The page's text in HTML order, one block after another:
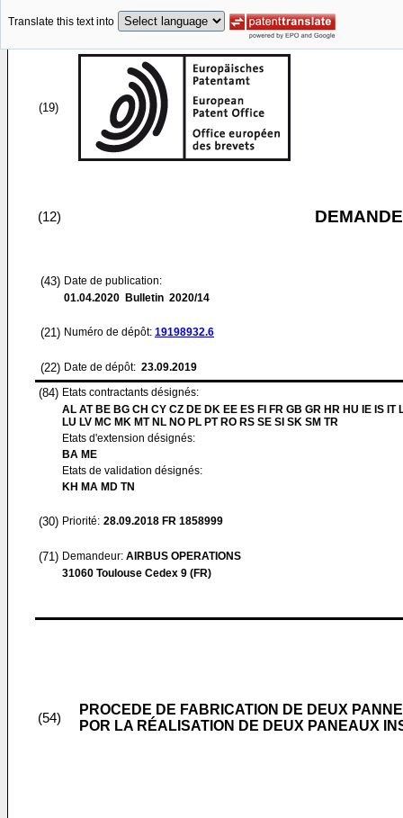
Translate this text into
(19)
(12)
(43) Date de publication:
01.04.2020 Bulletin 2020/14
(21) Numéro de dépôt: 19198932.6
(22) Date de dépôt: 23.09.2019
(84) Etats contractants désignés:
AL AT BE BG CH CY CZ DE DK EE ES FI FR GB GR HR HU IE IS IT
LU LV MC MK MT NL NO PL PT RO RS SE SI SK SM TR
Etats d'extension désignés:
BA ME
Etats de validation désignés:
KH MA MD TN
(30) Priorité: 28.09.2018 FR 1858999
(71) Demandeur: AIRBUS OPERATIONS
31060 Toulouse Cedex 9 (FR)
(54)
PROCEDE DE FABRICATION DE DEUX
POR LA RÉALISATION DE DEUX PANEAUX